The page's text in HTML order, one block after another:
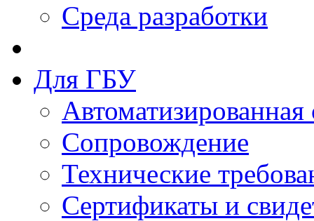
Среда разработки
Для ГБУ
Сопровождение
Технические
Сертификаты и